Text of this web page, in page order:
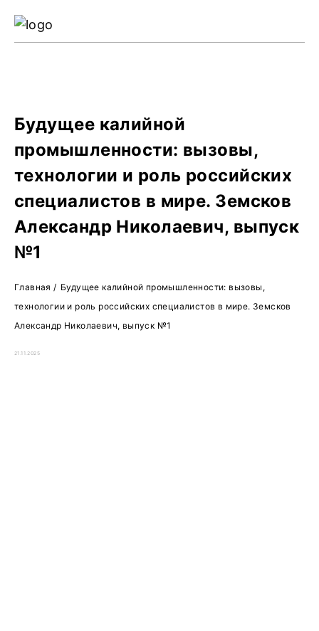
Будущее калийной
промышленности: вызовы,
технологии и роль российских
специалистов в мире. Земсков
Александр Николаевич, выпуск
№1
Главная / Будущее калийной промышленности: вызовы,
технологии и роль российских специалистов в мире. Земсков
Александр Николаевич, выпуск №1
21.11.2025